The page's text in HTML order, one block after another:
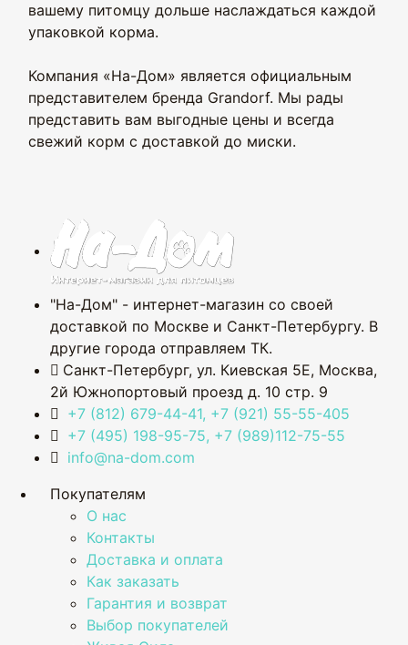
вашему питомцу дольше наслаждаться каждой
упаковкой корма.
Компания «На-Дом» является официальным
представителем бренда Grandorf. Мы рады
представить вам выгодные цены и всегда
свежий корм с доставкой до миски.
"На-Дом" - интернет-магазин со своей
доставкой по Москве и Санкт-Петербургу. В
другие города отправляем ТК.
Санкт-Петербург, ул. Киевская 5Е, Москва,
2й Южнопортовый проезд д. 10 стр. 9
+7 (812) 679-44-41, +7 (921) 55-55-405
+7 (495) 198-95-75, +7 (989)112-75-55
info@na-dom.com
Покупателям
О нас
Контакты
Доставка и оплата
Как заказать
Гарантия и возврат
Выбор покупателей